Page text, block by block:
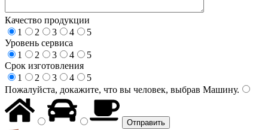
Качество продукции
1
2 3 4
5
Уровень сервиса
1
2 3 4
5
Срок изготовления
1
2 3 4
5
Пожалуйста, докажите, что вы человек, выбрав Машину.